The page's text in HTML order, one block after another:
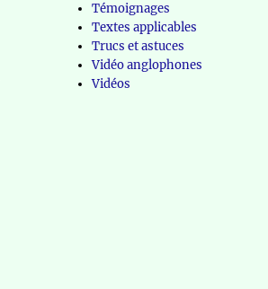
Témoignages
Textes applicables
Trucs et astuces
Vidéo anglophones
Vidéos